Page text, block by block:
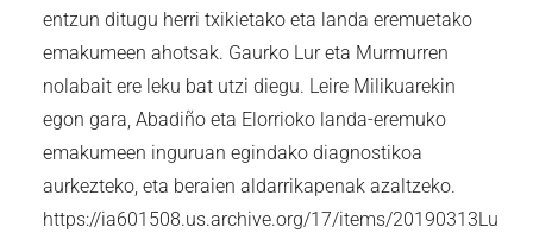
entzun ditugu herri txikietako eta landa eremuetako
emakumeen ahotsak. Gaurko Lur eta Murmurren
nolabait ere leku bat utzi diegu. Leire Milikuarekin
egon gara, Abadiño eta Elorrioko landa-eremuko
emakumeen inguruan egindako diagnostikoa
aurkezteko, eta beraien aldarrikapenak azaltzeko.
https://ia601508.us.archive.org/17/items/